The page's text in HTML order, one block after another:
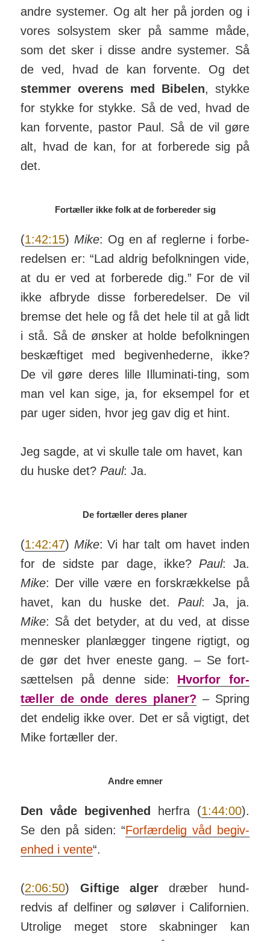
andre sy­stemer. Og alt her på jorden og i
vores sol­system sker på samme måde,
som det sker i disse andre sy­stemer. Så
de ved, hvad de kan for­vente. Og det
stemmer overens med Bibelen, stykke
for stykke for stykke. Så de ved, hvad de
kan for­vente, pastor Paul. Så de vil gøre
alt, hvad de kan, for at for­berede sig på
det.
Fortæller ikke folk at de forbereder sig
(1:42:15) Mike: Og en af reg­lerne i for­be­
red­elsen er: “Lad aldrig be­folk­ningen vide,
at du er ved at for­berede dig.” For de vil
ikke afbryde disse for­be­red­elser. De vil
bremse det hele og få det hele til at gå lidt
i stå. Så de ønsker at holde be­folk­ningen
be­skæftiget med be­giv­en­hederne, ikke?
De vil gøre deres lille Illu­mi­nati-ting, som
man vel kan sige, ja, for eksempel for et
par uger siden, hvor jeg gav dig et hint.
Jeg sagde, at vi skulle tale om havet, kan
du huske det? Paul: Ja.
De fortæller deres planer
(1:42:47) Mike: Vi har talt om havet inden
for de sidste par dage, ikke? Paul: Ja.
Mike: Der ville være en forskrækkelse på
havet, kan du huske det. Paul: Ja, ja.
Mike: Så det betyder, at du ved, at disse
mennesker planlægger tingene rigtigt, og
de gør det hver eneste gang. – Se fort­
sæt­telsen på denne side: Hvorfor for­
tæller de onde deres planer? – Spring
det endelig ikke over. Det er så vigtigt, det
Mike for­tæller der.
Andre emner
Den våde begiv­enhed herfra (1:44:00).
Se den på siden: “For­fær­delig våd be­giv­
enhed i vente“.
(2:06:50) Giftige alger dræber hund­
redvis af del­finer og sø­løver i Cali­for­nien.
Utrolige meget store skabninger kan